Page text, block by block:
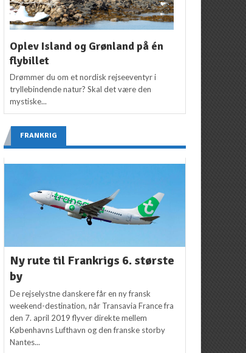
Oplev Island og Grønland på én
flybillet
Drømmer du om et nordisk rejseeventyr i
tryllebindende natur? Skal det være den
mystiske...
FRANKRIG
Ny rute til Frankrigs 6. største
by
De rejselystne danskere får en ny fransk
weekend-destination, når Transavia France fra
den 7. april 2019 flyver direkte mellem
Københavns Lufthavn og den franske storby
Nantes...